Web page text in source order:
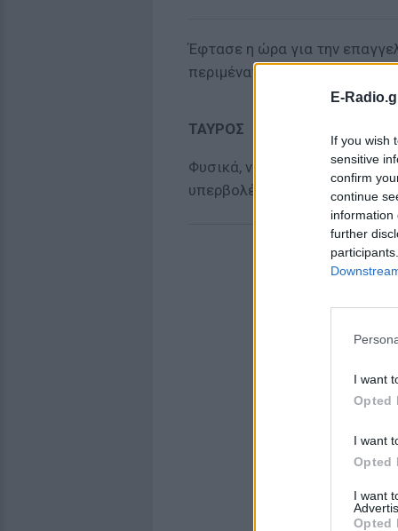
E-
If you wish
sensitive
confirm
continue
information
further
I want
Opted
I want
Opted
I want
Opted
Έφτασε η ώρα για την
περιμένατε!
ΤΑΥΡΟΣ
Φυσικά, να απολαύσετε τη
υπερβολές.